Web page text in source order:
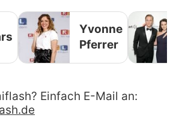
Yvonne
Pferrer
Einfach E-Mail an: